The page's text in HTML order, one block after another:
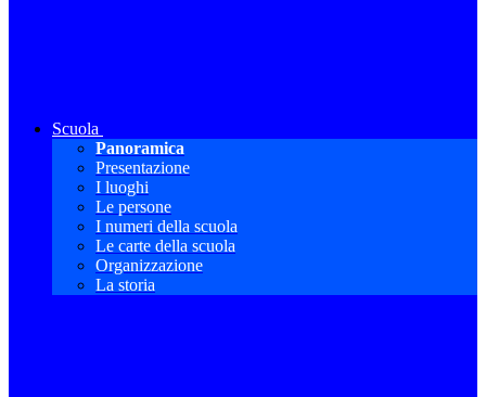
Scuola
Panoramica
Presentazione
I luoghi
Le persone
I numeri della scuola
Le carte della scuola
Organizzazione
La storia